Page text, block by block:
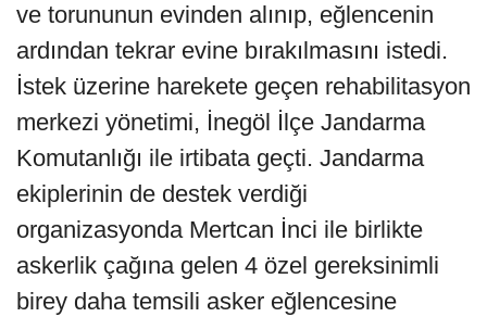
ve torununun evinden alınıp, eğlencenin
ardından tekrar evine bırakılmasını istedi.
İstek üzerine harekete geçen rehabilitasyon
merkezi yönetimi, İnegöl İlçe Jandarma
Komutanlığı ile irtibata geçti. Jandarma
ekiplerinin de destek verdiği
organizasyonda Mertcan İnci ile birlikte
askerlik çağına gelen 4 özel gereksinimli
birey daha temsili asker eğlencesine